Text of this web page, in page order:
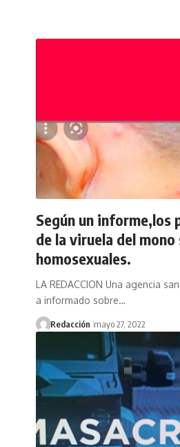
Según un
de la viruela del mono
homosexuales.
LA REDACCION Una agencia
a informado sobre…
Redacción mayo 27, 2022